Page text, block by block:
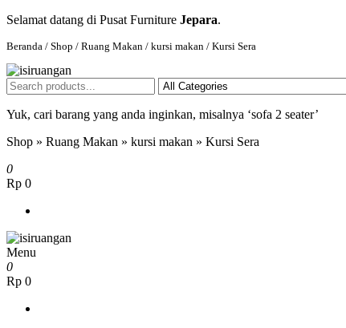
Selamat datang di Pusat Furniture Jepara.
Beranda / Shop / Ruang Makan / kursi makan / Kursi Sera
isiruangan
home furniture, wood working products
Yuk, cari barang yang anda inginkan, misalnya ‘sofa 2 seater’
Shop » Ruang Makan » kursi makan » Kursi Sera
0
Rp 0
isiruangan
home furniture, wood working products
Menu
0
Rp 0